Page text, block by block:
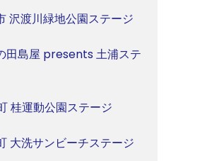
沢渡川緑地公園ステージ
田島屋 presents 土浦ステ
桂運動公園ステージ
大洗サンビーチステージ